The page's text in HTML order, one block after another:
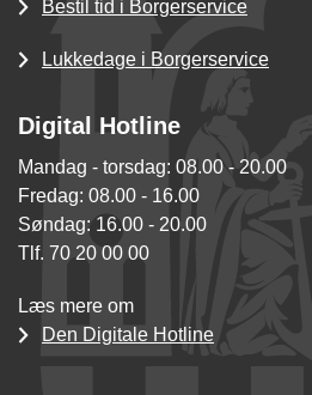
Bestil tid i Borgerservice
Lukkedage i Borgerservice
Digital Hotline
Mandag - torsdag: 08.00 - 20.00
Fredag: 08.00 - 16.00
Søndag: 16.00 - 20.00
Tlf. 70 20 00 00
Læs mere om
Den Digitale Hotline